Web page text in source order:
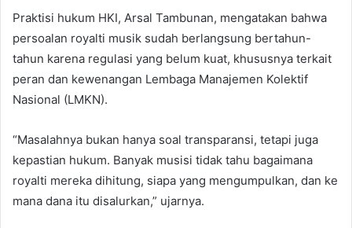
Praktisi hukum HKI, Arsal Tambunan, mengatakan bahwa
persoalan royalti musik sudah berlangsung bertahun-
tahun karena regulasi yang belum kuat, khususnya terkait
peran dan kewenangan Lembaga Manajemen Kolektif
Nasional (LMKN).
“Masalahnya bukan hanya soal transparansi, tetapi juga
kepastian hukum. Banyak musisi tidak tahu bagaimana
royalti mereka dihitung, siapa yang mengumpulkan, dan ke
mana dana itu disalurkan,” ujarnya.